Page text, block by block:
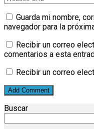
Guarda mi nombre,
navegador para la
Recibir un correo
comentarios a esta
Recibir un correo
Buscar